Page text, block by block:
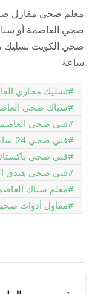
معلم صحي مقازل
صحي العاصمة أو
ساعة
تسليك مجاري
سباك صحي
فني صحى
فني صحي 24 ساعة
فني صحي
فني صحي هندي
معلم سباك
مقاول أدوات